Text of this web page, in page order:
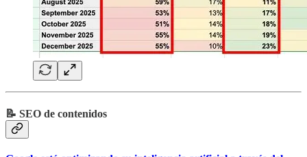
📝 SEO de contenidos